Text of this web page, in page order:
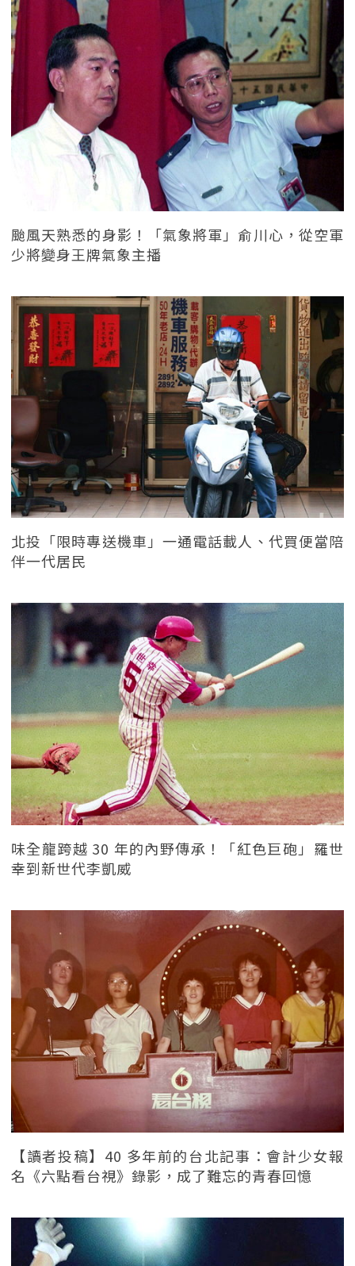
颱風天熟悉的身影！「氣象將軍」俞川心，從空軍
少將變身王牌氣象主播
北投「限時專送機車」一通電話載人、代買便當陪
伴一代居民
味全龍跨越 30 年的內野傳承！「紅色巨砲」羅世
幸到新世代李凱威
【讀者投稿】40 多年前的台北記事：會計少女報
名《六點看台視》錄影，成了難忘的青春回憶